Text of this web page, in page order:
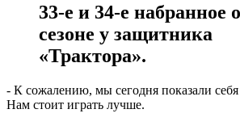
33-е и 34-е набранное
сезоне у защитника
«Трактора».
- К сожалению, мы сегодня показали
Нам стоит играть лучше.